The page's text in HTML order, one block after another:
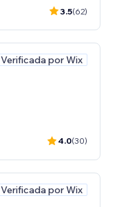
3.5(62)
Verificada por Wix
4.0(30)
Verificada por Wix